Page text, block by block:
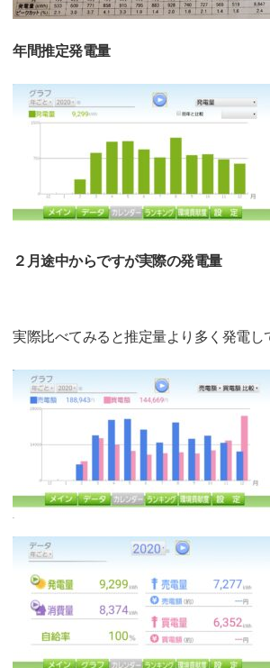
年間推定発電量
２月途中からですが実際の発電量
実際比べてみると推定量より多く発電し